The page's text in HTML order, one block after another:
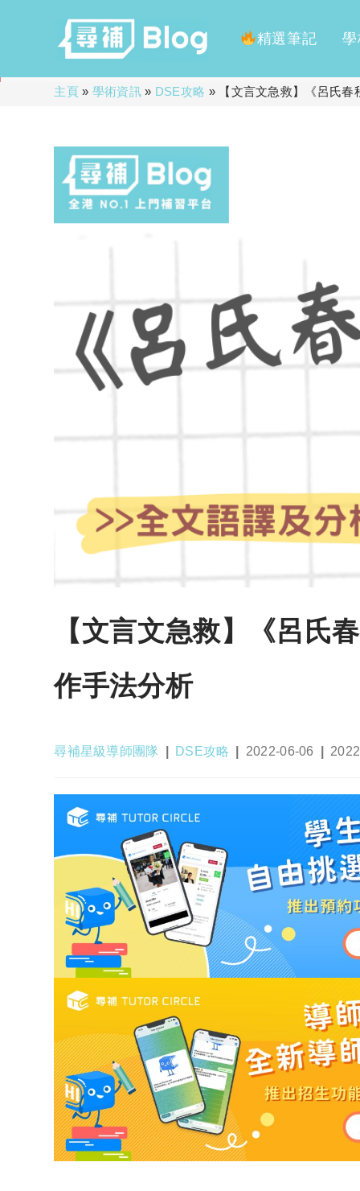
精選筆記
主頁» 學術資訊» DSE攻略 » 【文言文急救】《呂氏
【文言文急救】《呂氏
作手法分析
Post
尋補星級導師團隊
Post
DSE攻略
Post
2022-06-06
Post